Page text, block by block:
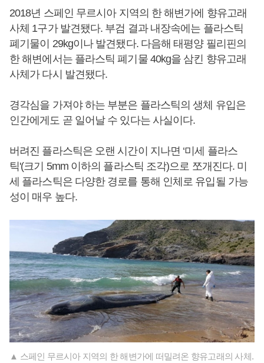
2018년 스페인 무르시아 지역의 한 해변가에 향유고래
사체 1구가 발견됐다. 부검 결과 내장속에는 플라스틱
폐기물이 29kg이나 발견됐다. 다음해 태평양 필리핀의
한 해변에서는 플라스틱 폐기물 40kg을 삼킨 향유고래
사체가 다시 발견됐다.
경각심을 가져야 하는 부분은 플라스틱의 생체 유입은
인간에게도 곧 일어날 수 있다는 사실이다.
버려진 플라스틱은 오랜 시간이 지나면 ‘미세 플라스
틱'(크기 5mm 이하의 플라스틱 조각)으로 쪼개진다. 미
세 플라스틱은 다양한 경로를 통해 인체로 유입될 가능
성이 매우 높다.
▲ 스페인 무르시아 지역의 한 해변가에 떠밀려온 향유고래의 사체.